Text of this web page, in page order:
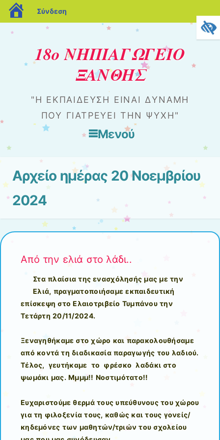
blogs.sch.gr
Σύνδεση
18ο ΝΗΠΙΑΓΩΓΕΙΟ
ΞΑΝΘΗΣ
"Η ΕΚΠΑΊΔΕΥΣΗ ΕΊΝΑΙ ΔΎΝΑΜΗ
ΠΟΥ ΓΙΑΤΡΕΎΕΙ ΤΗΝ ΨΥΧΉ"
Μενού
Μετάβαση στο περιεχόμενο
Αρχείο ημέρας 20 Νοεμβρίου
2024
Από την ελιά στο λάδι..
Στα πλαίσια της ενασχόλησής μας με την
Ελιά, πραγματοποιήσαμε εκπαιδευτική
επίσκεψη στο Ελαιοτριβείο Τυμπάνου την
Τετάρτη 20/11/2024.
Ξεναγηθήκαμε στο χώρο και παρακολουθήσαμε
από κοντά τη διαδικασία παραγωγής του λαδιού.
Τέλος, γευτήκαμε το φρέσκο λαδάκι στο
ψωμάκι μας.Μμμμ!! Νοστιμότατο!!
Ευχαριστούμε θερμά τους υπεύθυνους του χώρου
για τη φιλοξενία τους, καθώς και τους γονείς/
κηδεμόνες των μαθητών/τριών του σχολείου